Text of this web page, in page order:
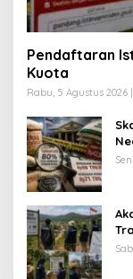
Pendaftaran
Kuota
Rabu, 5 Agustus 2026 |